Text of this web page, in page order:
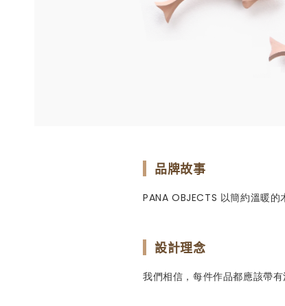
品牌故事
PANA OBJECTS 以簡約溫暖的
設計理念
我們相信，每件作品都應該帶